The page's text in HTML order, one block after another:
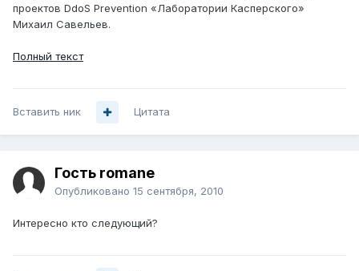
проектов DdoS Prevention «Лаборатории Касперского»
Михаил Савельев.
Полный текст
Вставить ник Цитата
Гость romane
Опубликовано 15 сентября, 2010
Интересно кто следующий?